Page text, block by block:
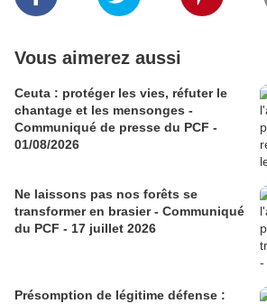
Vous aimerez aussi
Ceuta : protéger les vies, réfuter le
chantage et les mensonges -
Communiqué de presse du PCF -
01/08/2026
Ne laissons pas nos forêts se
transformer en brasier - Communiqué
du PCF - 17 juillet 2026
Présomption de légitime défense :